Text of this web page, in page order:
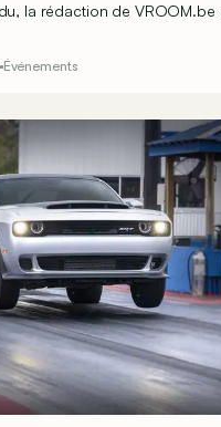
la rédaction de VROOM.be
pour son garage de
Möller…
Événements